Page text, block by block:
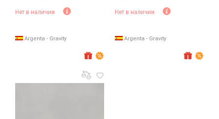
Нет в наличии
Argenta - Gravity
Нет в наличии
Argenta - Gravity